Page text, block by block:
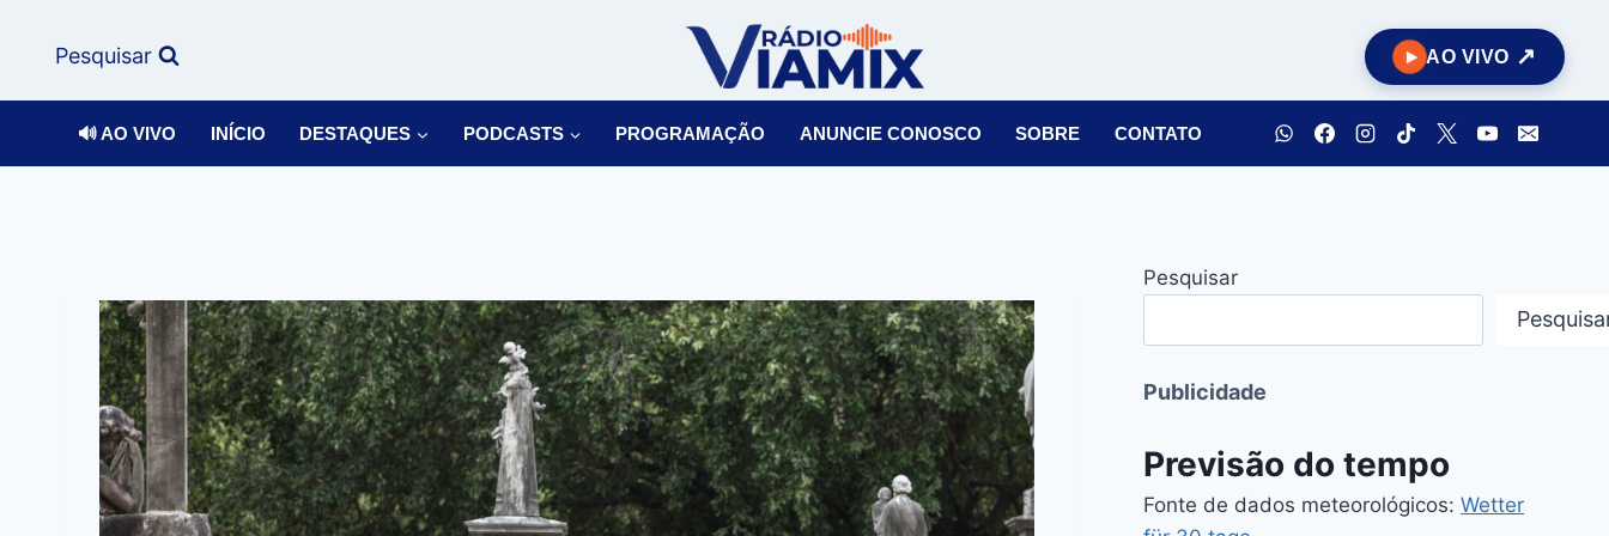
Pesquisar AO VIVO
🔊 AO VIVO INÍCIO DESTAQUES PODCASTS PROGRAMAÇÃO ANUNCIE CONOSCO SOBRE CONTATO
Pesquisar
Publicidade
Previsão do tempo
Fonte de dados meteorológicos:Wetter